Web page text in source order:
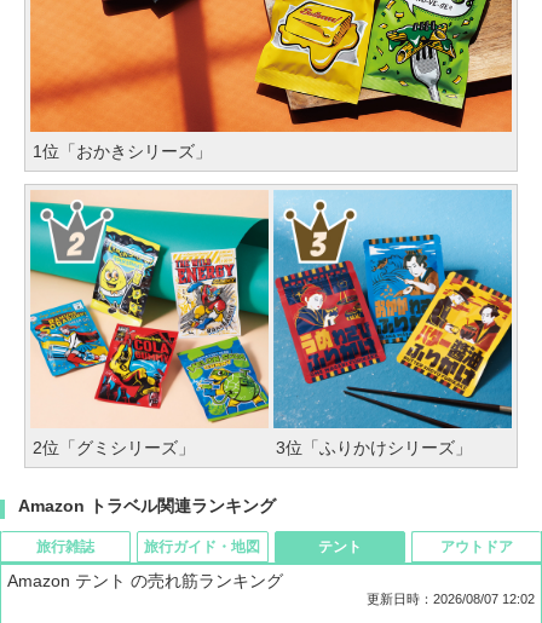
1位「おかきシリーズ」
2位「グミシリーズ」 3位「ふりかけシリーズ」
Amazon トラベル関連ランキング
旅行雑誌 旅行ガイド・地図 テント
Amazon テント の売れ筋ランキング
更新日時：2026/08/07 12:02
アウトドア